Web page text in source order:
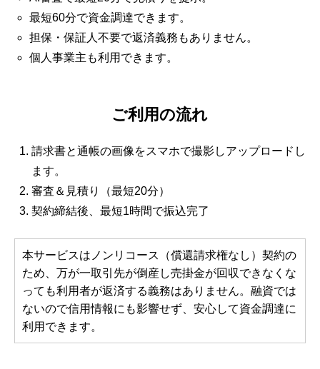
最短60分で資金調達できます。
担保・保証人不要で返済義務もありません。
個人事業主も利用できます。
ご利用の流れ
請求書と通帳の画像をスマホで撮影しアップロードし
ます。
審査＆見積り（最短20分）
契約締結後、最短1時間で振込完了
本サービスはノンリコース（償還請求権なし）契約の
ため、万が一取引先が倒産し売掛金が回収できなくな
っても利用者が返済する義務はありません。融資では
ないので信用情報にも影響せず、安心して資金調達に
利用できます。